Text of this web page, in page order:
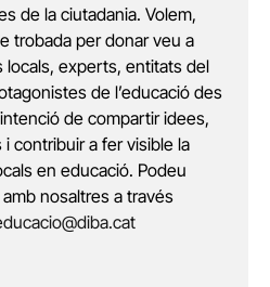
de la ciutadania. Volem,
trobada per donar veu a
experts, entitats del
de l’educació des
de compartir idees,
contribuir a fer visible la
en educació. Podeu
nosaltres a través